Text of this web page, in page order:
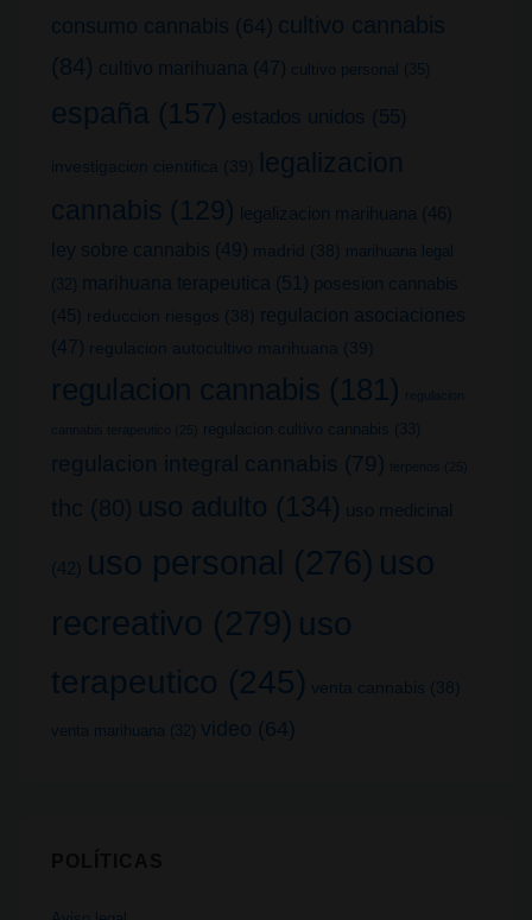
consumo cannabis (64) cultivo cannabis
(84) cultivo marihuana (47) cultivo personal (35)
españa (157) estados unidos (55)
investigacion cientifica (39)
legalizacion
cannabis (129) legalizacion marihuana (46)
ley sobre cannabis (49) madrid (38)
marihuana legal
(32)
marihuana terapeutica (51) posesion cannabis
(45) reduccion riesgos (38)
regulacion asociaciones
(47) regulacion autocultivo marihuana (39)
regulacion cannabis (181) regulacion
cannabis terapeutico (25) regulacion cultivo cannabis (33)
regulacion integral cannabis (79) terpenos (25)
thc (80) uso adulto (134) uso medicinal
(42) uso personal (276) uso
recreativo (279) uso
terapeutico (245) venta cannabis (38)
venta marihuana (32) video (64)